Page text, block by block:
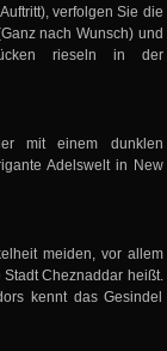
verfolgen Sie die
nach Wunsch) und
rieseln in der
mit einem dunklen
Adelswelt in New
meiden, vor allem
Cheznaddar heißt.
kennt das Gesindel